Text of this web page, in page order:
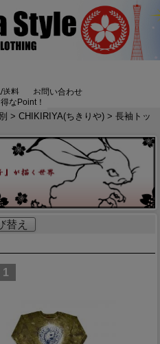
送料
お問い合わせ
なPoint！
> CHIKIRIYA(ちきりや) > 長袖トッ
替え
1